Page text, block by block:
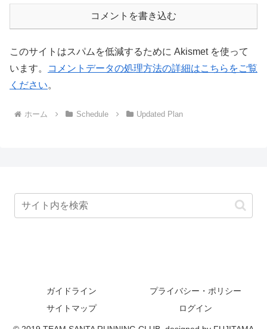
コメントを書き込む
このサイトはスパムを低減するために Akismet を使って
います。
コメントデータの処理方法の詳細はこちらをご覧
ください。
ホーム Schedule Updated Plan
ガイドライン
プライバシー・ポリシー
サイトマップ
ログイン